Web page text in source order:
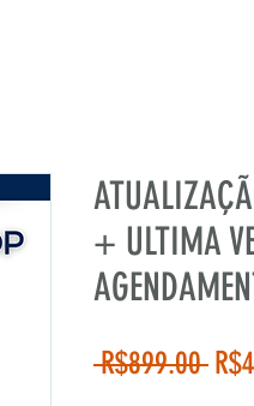
+ ULTIMA
R$899.00